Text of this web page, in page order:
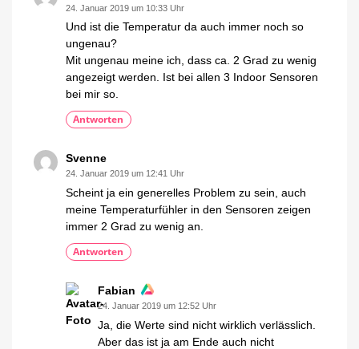
24. Januar 2019 um 10:33 Uhr
Und ist die Temperatur da auch immer noch so
ungenau?
Mit ungenau meine ich, dass ca. 2 Grad zu wenig
angezeigt werden. Ist bei allen 3 Indoor Sensoren
bei mir so.
Antworten
Svenne
24. Januar 2019 um 12:41 Uhr
Scheint ja ein generelles Problem zu sein, auch
meine Temperaturfühler in den Sensoren zeigen
immer 2 Grad zu wenig an.
Antworten
Fabian
24. Januar 2019 um 12:52 Uhr
Ja, die Werte sind nicht wirklich verlässlich.
Aber das ist ja am Ende auch nicht